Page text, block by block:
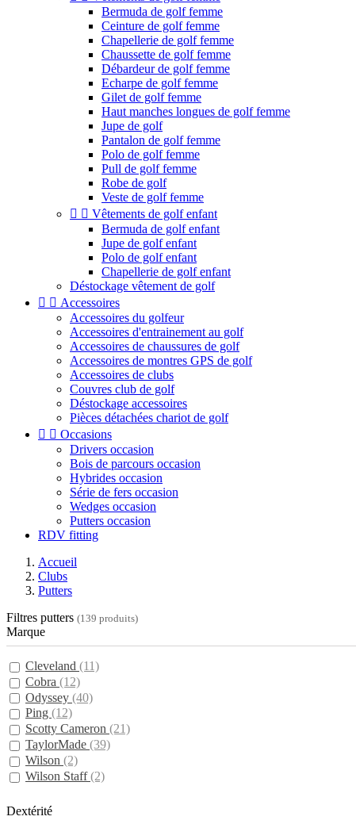
Bermuda de golf femme
Ceinture de golf femme
Chapellerie de golf femme
Chaussette de golf femme
Débardeur de golf femme
Echarpe de golf femme
Gilet de golf femme
Haut manches longues de golf femme
Jupe de golf
Pantalon de golf femme
Polo de golf femme
Pull de golf femme
Robe de golf
Veste de golf femme
  Vêtements de golf enfant
Bermuda de golf enfant
Jupe de golf enfant
Polo de golf enfant
Chapellerie de golf enfant
Déstockage vêtement de golf
  Accessoires
Accessoires du golfeur
Accessoires d'entrainement au golf
Accessoires de chaussures de golf
Accessoires de montres GPS de golf
Accessoires de clubs
Couvres club de golf
Déstockage accessoires
Pièces détachées chariot de golf
  Occasions
Drivers occasion
Bois de parcours occasion
Hybrides occasion
Série de fers occasion
Wedges occasion
Putters occasion
RDV fitting
Accueil
Clubs
Putters
Filtres putters (139 produits)
Marque
Cleveland (11)
Cobra (12)
Odyssey (40)
Ping (12)
Scotty Cameron (21)
TaylorMade (39)
Wilson (2)
Wilson Staff(2)
Dextérité